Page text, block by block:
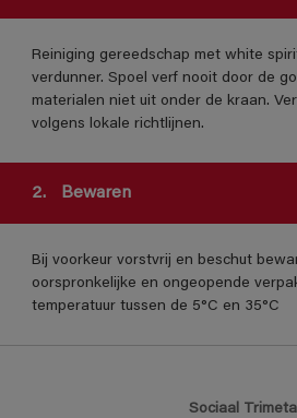
Reiniging gereedschap met white
verdunner. Spoel verf nooit door de
materialen niet uit onder de kraan.
volgens lokale richtlijnen.
2. Bewaren
Bij voorkeur vorstvrij en beschut
oorspronkelijke en ongeopende
temperatuur tussen de 5°C en 35°C
Sociaal Trimetal